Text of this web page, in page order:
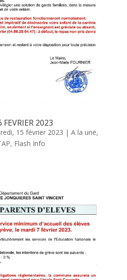
FEVRIER 2023
15 février 2023 | A la une,
, Flash Info